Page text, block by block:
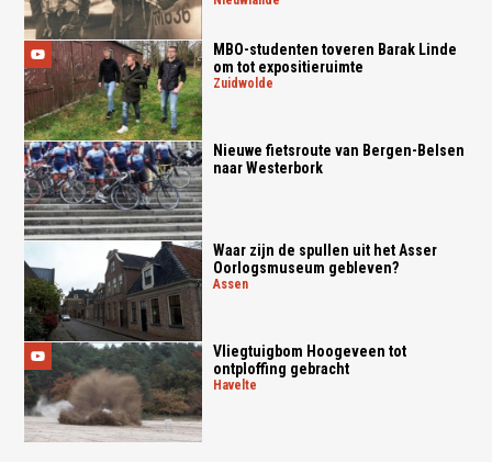
MBO-studenten toveren Barak Linde
om tot expositieruimte
zuidwolde
Nieuwe fietsroute van Bergen-Belsen
naar Westerbork
Waar zijn de spullen uit het Asser
Oorlogsmuseum gebleven?
assen
Vliegtuigbom Hoogeveen tot
ontploffing gebracht
havelte